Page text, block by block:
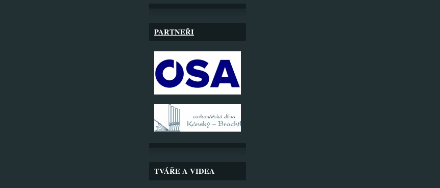
PARTNEŘI
TVÁŘE A VIDEA